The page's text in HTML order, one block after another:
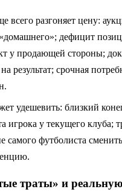
всего разгоняет цену:
«домашнего»; дефицит
у продающей стороны;
результат; срочная
удешевить: близкий
игрока у текущего клуба;
самого футболиста
траты» и